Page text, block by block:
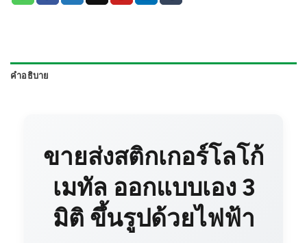
คำอธิบาย
ขายส่งสติกเกอร์โลโก้
เมทัล ออกแบบเอง 3
มิติ ขึ้นรูปด้วยไฟฟ้า